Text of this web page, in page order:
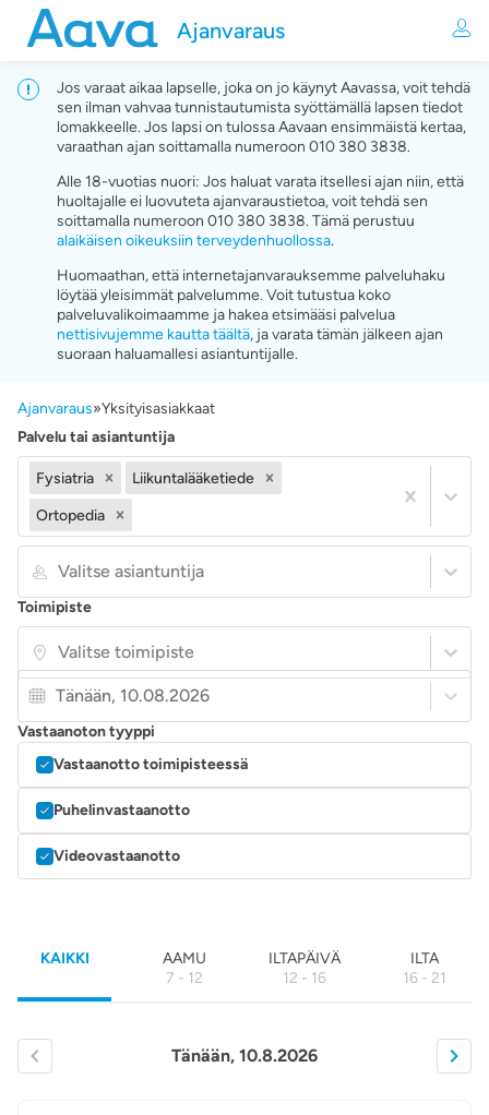
Ajanvaraus
Jos varaat aikaa lapselle, joka on jo käynyt Aavassa, voit tehdä
sen ilman vahvaa tunnistautumista syöttämällä lapsen tiedot
lomakkeelle. Jos lapsi on tulossa Aavaan ensimmäistä kertaa,
varaathan ajan soittamalla numeroon 010 380 3838.
Alle 18-vuotias nuori: Jos haluat varata itsellesi ajan niin, että
huoltajalle ei luovuteta ajanvaraustietoa, voit tehdä sen
soittamalla numeroon 010 380 3838. Tämä perustuu
alaikäisen oikeuksiin terveydenhuollossa.
Huomaathan, että internetajanvarauksemme palveluhaku
löytää yleisimmät palvelumme. Voit tutustua koko
palveluvalikoimaamme ja hakea etsimääsi palvelua
nettisivujemme kautta täältä, ja varata tämän jälkeen ajan
suoraan haluamallesi asiantuntijalle.
Ajanvaraus»Yksityisasiakkaat
Palvelu tai asiantuntija
Fysiatria Liikuntalääketiede
Ortopedia
Valitse asiantuntija
Toimipiste
Valitse toimipiste
Vastaanoton tyyppi
Vastaanotto toimipisteessä
Puhelinvastaanotto
Videovastaanotto
Tänään, 10.08.2026
KAIKKI
AAMU
7 - 12
ILTAPÄIVÄ
12 - 16
ILTA
16 - 21
Tänään, 10.8.2026